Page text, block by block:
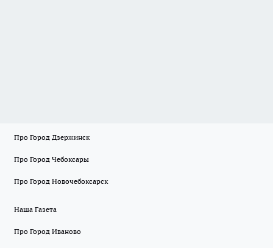
Про Город Дзержинск
Про Город Чебоксары
Про Город Новочебоксарск
Наша Газета
Про Город Иваново